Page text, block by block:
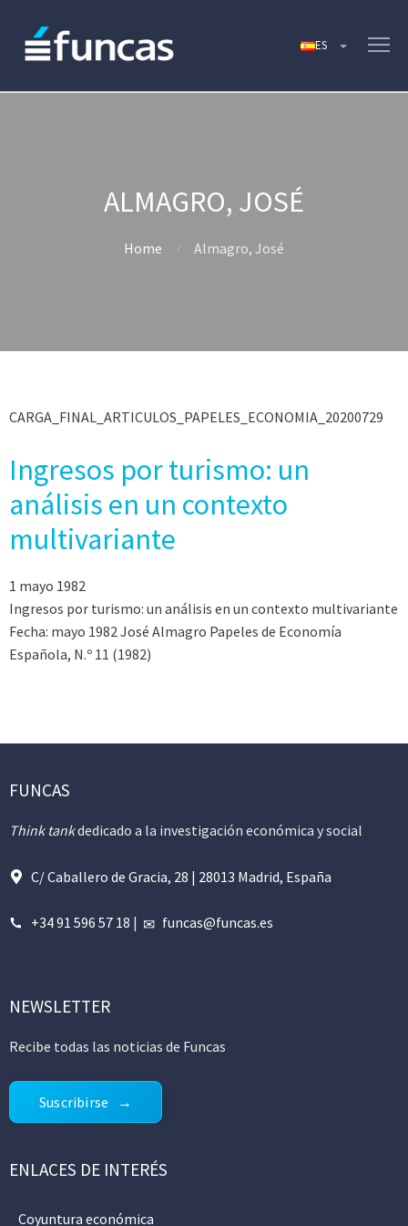
ALMAGRO, JOSÉ
Home Almagro, José
CARGA_FINAL_ARTICULOS_PAPELES_ECONOMIA_20200729
Ingresos por turismo: un
análisis en un contexto
multivariante
1 mayo 1982
Ingresos por turismo: un análisis en un contexto multivariante
Fecha: mayo 1982 José Almagro Papeles de Economía
Española, N.º 11 (1982)
FUNCAS
Think tankdedicado a la investigación económica y social
C/ Caballero de Gracia, 28 | 28013 Madrid, España
+34 91 596 57 18 | funcas@funcas.es
NEWSLETTER
Recibe todas las noticias de Funcas
Suscribirse
ENLACES DE INTERÉS
Coyuntura económica